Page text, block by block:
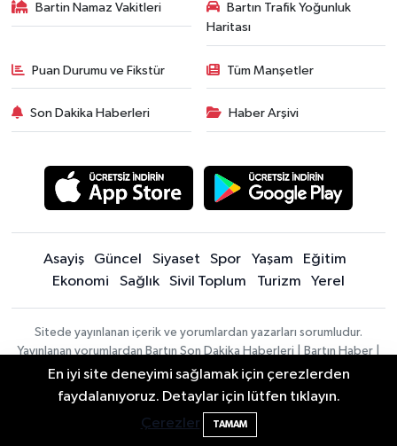
Bartin Namaz Vakitleri
Bartın Trafik Yoğunluk
Haritası
Puan Durumu ve Fikstür Tüm Manşetler
Son Dakika Haberleri Haber Arşivi
Asayiş Güncel Siyaset Spor Yaşam
Eğitim
Ekonomi
Sağlık Sivil Toplum Turizm Yerel
Sitede yayınlanan içerik ve yorumlardan yazarları sorumludur.
Yayınlanan yorumlardan Bartın Son Dakika Haberleri | Bartın Haber |
Bartın İnfo sorumlu tutulamaz. Sitedeki tüm harici linkler ayrı bir
sayfada açılır. Sitemizde yayınlanan haber, köşe yazıları ve
fotoğraflar izin alınmaksızın kaynak gösterilse dahi, herhangi bir
ortamda kullanılamaz ve yayınlanamaz
En iyi site deneyimi sağlamak için çerezlerden
faydalanıyoruz. Detaylar için lütfen tıklayın.
Çerezler
TAMAM
2 Buzağı Hediyeli Bal Festivalinde Hande
Ünsal Sahne Alacak